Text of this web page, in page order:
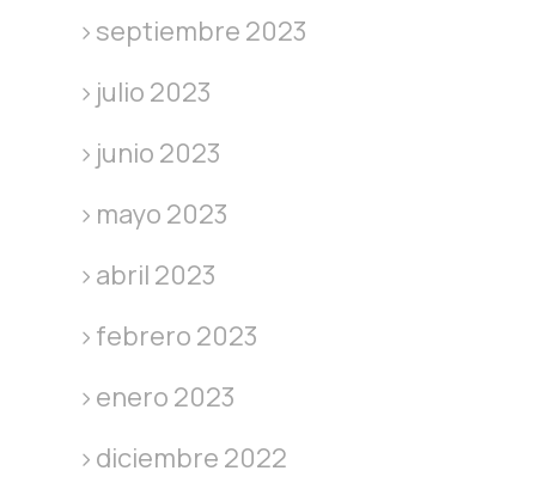
septiembre 2023
julio 2023
junio 2023
mayo 2023
abril 2023
febrero 2023
enero 2023
diciembre 2022